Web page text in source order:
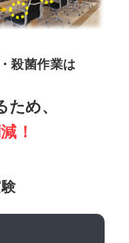
殺菌作業は
め、
！